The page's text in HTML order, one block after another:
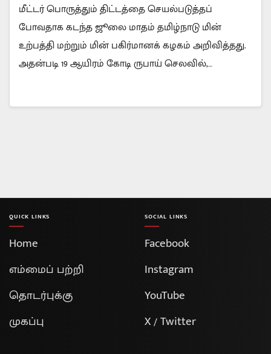
மீட்டர் பொருத்தும் திட்டத்தை செயல்படுத்தப்
போவதாக கடந்த ஜூலை மாதம் தமிழ்நாடு மின்
உற்பத்தி மற்றும் மின் பகிர்மானக் கழகம் அறிவித்தது.
அதன்படி 19 ஆயிரம் கோடி ருபாய் செலவில்,…
QUICK LINKS
Home
எம்மைப் பற்றி
தொடர்புக்கு
முகப்பு
SOCIAL LINKS
Facebook
Instagram
YouTube
X / Twitter